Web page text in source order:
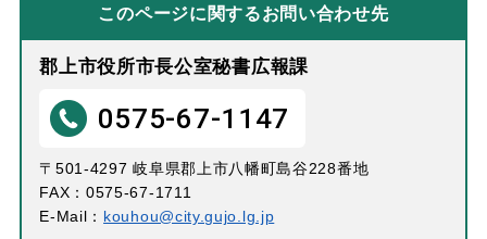
このページに関するお問い合わせ先
郡上市役所市長公室秘書広報課
0575-67-1147
〒501-4297 岐阜県郡上市八幡町島谷228番地
FAX：0575-67-1711
E-Mail： kouhou@city.gujo.lg.jp